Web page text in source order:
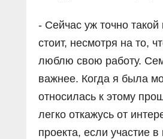
- Сейчас уж точно
стоит, несмотря на то,
люблю свою работу.
важнее. Когда я была
относилась к этому
легко откажусь от
проекта, если участие